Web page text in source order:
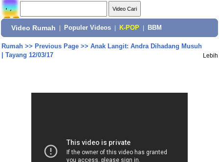
Video Rumah Populer Videos K-POP BBM
Rumah>> Previous Page>> Anak Langit: Andra Dihadang Musuh
| Tayang 12/03/17
Lebih